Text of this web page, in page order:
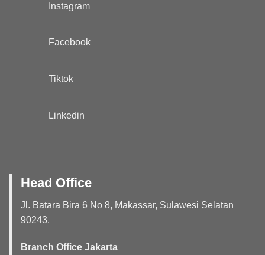
Instagram
Facebook
Tiktok
Linkedin
Head Office
Jl. Batara Bira 6 No 8, Makassar, Sulawesi Selatan
90243.
Branch Office Jakarta